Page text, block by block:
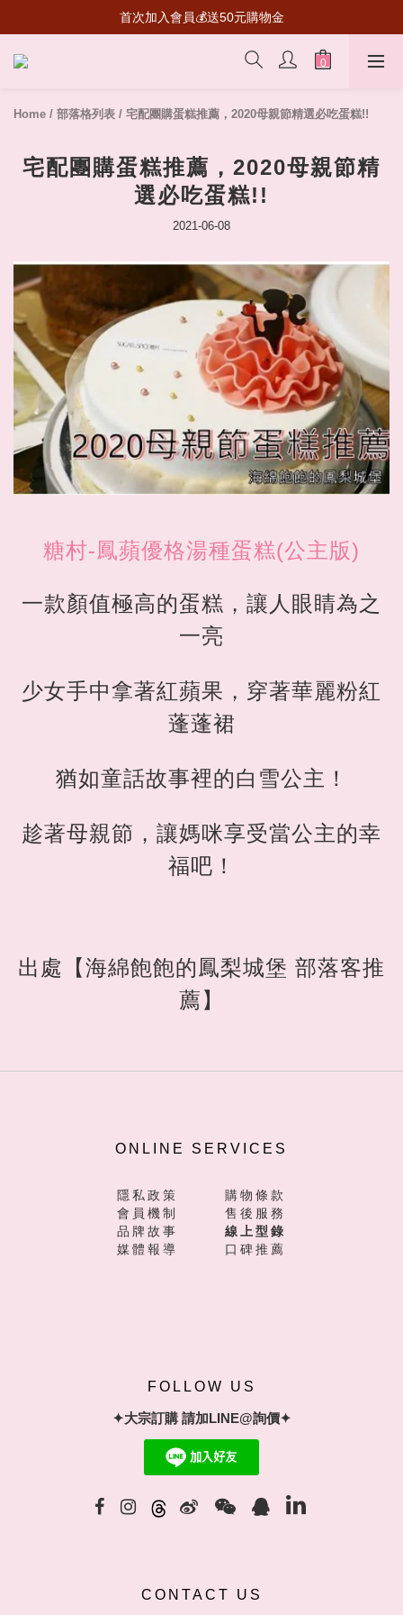
超級瑪利歐聯名登場！送禮收藏一次滿足
首次加入會員💰送50元購物金
超級瑪利歐聯名登場！送禮收藏一次滿足
Home / 部落格列表 / 宅配團購蛋糕推薦，2020母親節精選必吃蛋糕!!
宅配團購蛋糕推薦，2020母親節精
選必吃蛋糕!!
2021-06-08
糖村-鳳蘋優格湯種蛋糕(公主版)
一款顏值極高的蛋糕，讓人眼睛為之
一亮
少女手中拿著紅蘋果，穿著華麗粉紅
蓬蓬裙
猶如童話故事裡的白雪公主！
趁著母親節，讓媽咪享受當公主的幸
福吧！
出處【海綿飽飽的鳳梨城堡 部落客推
薦】
ONLINE SERVICES
隱私政策
購物條款
會員機制
售後服務
品牌故事
線上型錄
媒體報導
口碑推薦
FOLLOW US
✦大宗訂購 請加LINE@詢價✦
CONTACT US